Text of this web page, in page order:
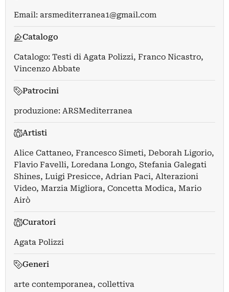
Email: arsmediterranea1@gmail.com
Catalogo
Catalogo: Testi di Agata Polizzi, Franco Nicastro,
Vincenzo Abbate
Patrocini
produzione: ARSMediterranea
Artisti
Alice Cattaneo, Francesco Simeti, Deborah Ligorio,
Flavio Favelli, Loredana Longo, Stefania Galegati
Shines, Luigi Presicce, Adrian Paci, Alterazioni
Video, Marzia Migliora, Concetta Modica, Mario
Airò
Curatori
Agata Polizzi
Generi
arte contemporanea, collettiva